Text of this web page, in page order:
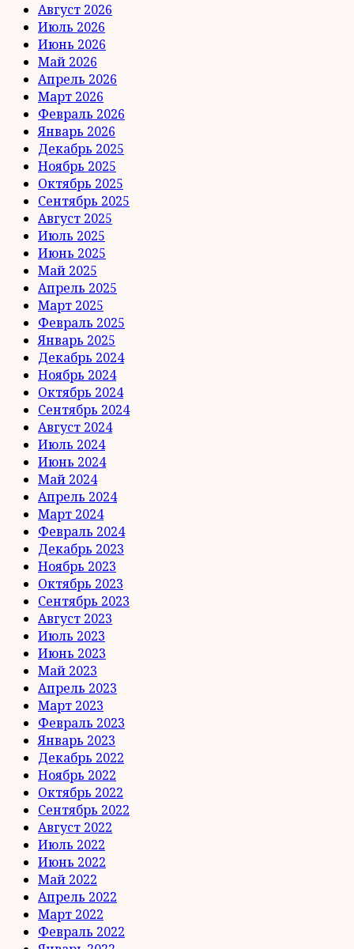
Август 2026
Июль 2026
Июнь 2026
Май 2026
Апрель 2026
Март 2026
Февраль 2026
Январь 2026
Декабрь 2025
Ноябрь 2025
Октябрь 2025
Сентябрь 2025
Август 2025
Июль 2025
Июнь 2025
Май 2025
Апрель 2025
Март 2025
Февраль 2025
Январь 2025
Декабрь 2024
Ноябрь 2024
Октябрь 2024
Сентябрь 2024
Август 2024
Июль 2024
Июнь 2024
Май 2024
Апрель 2024
Март 2024
Февраль 2024
Декабрь 2023
Ноябрь 2023
Октябрь 2023
Сентябрь 2023
Август 2023
Июль 2023
Июнь 2023
Май 2023
Апрель 2023
Март 2023
Февраль 2023
Январь 2023
Декабрь 2022
Ноябрь 2022
Октябрь 2022
Сентябрь 2022
Август 2022
Июль 2022
Июнь 2022
Май 2022
Апрель 2022
Март 2022
Февраль 2022